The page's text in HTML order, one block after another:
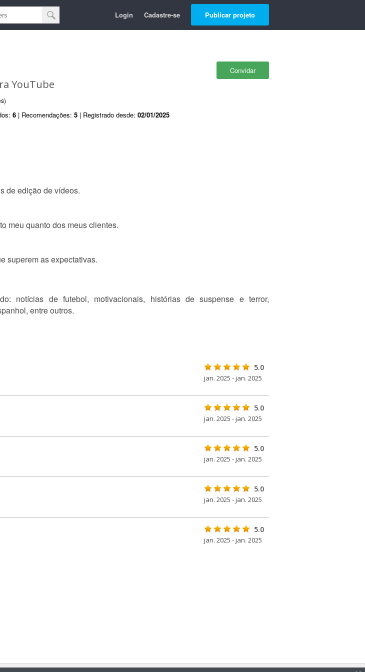
Login Cadastre-se Publicar projeto
Convidar
YouTube
6 | Recomendações: 5 | Registrado desde: 02/01/2025
de edição de vídeos.
meu quanto dos meus clientes.
superem as expectativas.
notícias de futebol, motivacionais, histórias de suspense e terror,
entre outros.
5.0
jan. 2025 - jan. 2025
5.0
jan. 2025 - jan. 2025
5.0
jan. 2025 - jan. 2025
5.0
jan. 2025 - jan. 2025
5.0
jan. 2025 - jan. 2025